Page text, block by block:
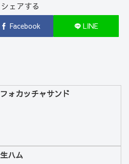
シェアする
Facebook LINE
フォカッチャサンド
生ハム